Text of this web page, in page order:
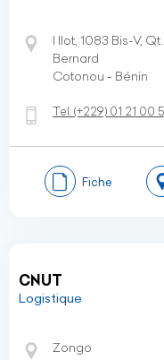
I Ilot, 1083 Bis-V,
Bernard
Cotonou - Bénin
Tel:(+229) 01 21 00
Fiche
CNUT
Logistique
Zongo